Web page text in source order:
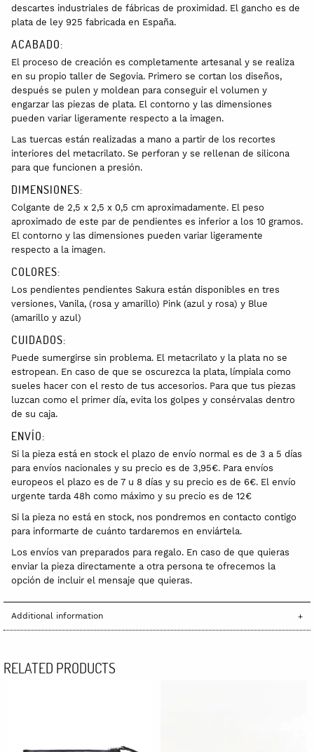
descartes industriales de fábricas de proximidad. El gancho es de
plata de ley 925 fabricada en España.
ACABADO:
El proceso de creación es completamente artesanal y se realiza
en su propio taller de Segovia. Primero se cortan los diseños,
después se pulen y moldean para conseguir el volumen y
engarzar las piezas de plata. El contorno y las dimensiones
pueden variar ligeramente respecto a la imagen.
Las tuercas están realizadas a mano a partir de los recortes
interiores del metacrilato. Se perforan y se rellenan de silicona
para que funcionen a presión.
DIMENSIONES:
Colgante de 2,5 x 2,5 x 0,5 cm aproximadamente. El peso
aproximado de este par de pendientes es inferior a los 10 gramos.
El contorno y las dimensiones pueden variar ligeramente
respecto a la imagen.
COLORES:
Los pendientes pendientes Sakura están disponibles en tres
versiones, Vanila, (rosa y amarillo) Pink (azul y rosa) y Blue
(amarillo y azul)
CUIDADOS:
Puede sumergirse sin problema. El metacrilato y la plata no se
estropean. En caso de que se oscurezca la plata, límpiala como
sueles hacer con el resto de tus accesorios. Para que tus piezas
luzcan como el primer día, evita los golpes y consérvalas dentro
de su caja.
ENVÍO:
Si la pieza está en stock el plazo de envío normal es de 3 a 5 días
para envíos nacionales y su precio es de 3,95€. Para envíos
europeos el plazo es de 7 u 8 días y su precio es de 6€. El envío
urgente tarda 48h como máximo y su precio es de 12€
Si la pieza no está en stock, nos pondremos en contacto contigo
para informarte de cuánto tardaremos en enviártela.
Los envíos van preparados para regalo. En caso de que quieras
enviar la pieza directamente a otra persona te ofrecemos la
opción de incluir el mensaje que quieras.
Additional information
RELATED PRODUCTS